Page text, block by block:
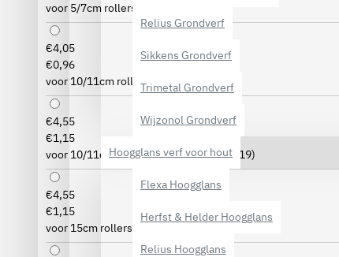
Relius Grondverf
Sikkens Grondverf
Trimetal Grondverf
Wijzonol Grondverf
Hoogglans verf voor hout
Flexa Hoogglans
Herfst & Helder Hoogglans
Relius Hoogglans
voor 5/7cm rollers (20cm lang)
€4,05
€0,96
voor 10/11cm rollers (27cm lang)
€4,55
€1,15
voor 10/11cm rollers (42cm lang)(+€0,19)
€4,55
€1,15
voor 15cm rollers (6mm dik)